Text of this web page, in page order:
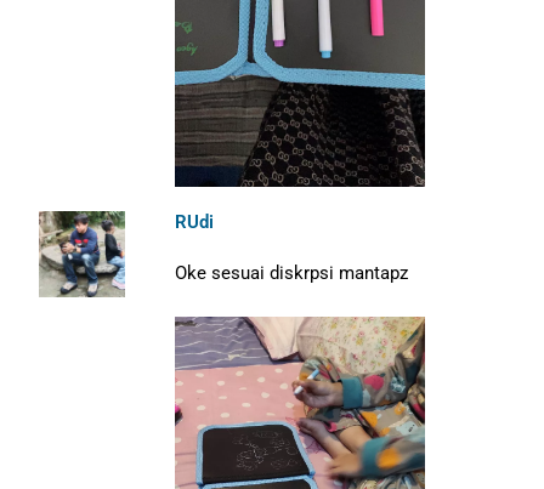
RUdi
Oke sesuai diskrpsi mantapz